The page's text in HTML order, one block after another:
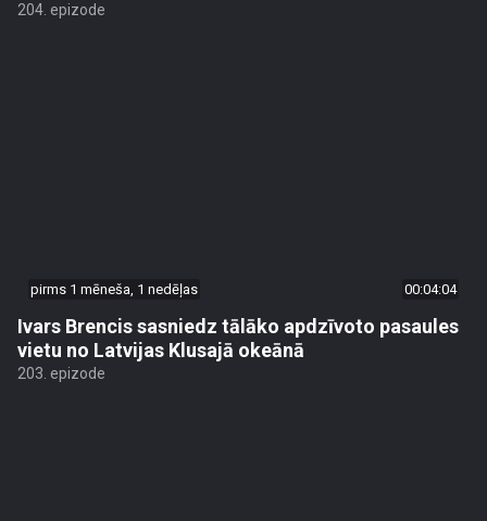
204. epizode
pirms 1 mēneša, 1 nedēļas 00:04:04
Ivars Brencis sasniedz tālāko apdzīvoto pasaules
vietu no Latvijas Klusajā okeānā
203. epizode